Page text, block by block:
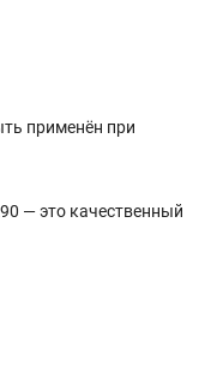
применён при
— это качественный